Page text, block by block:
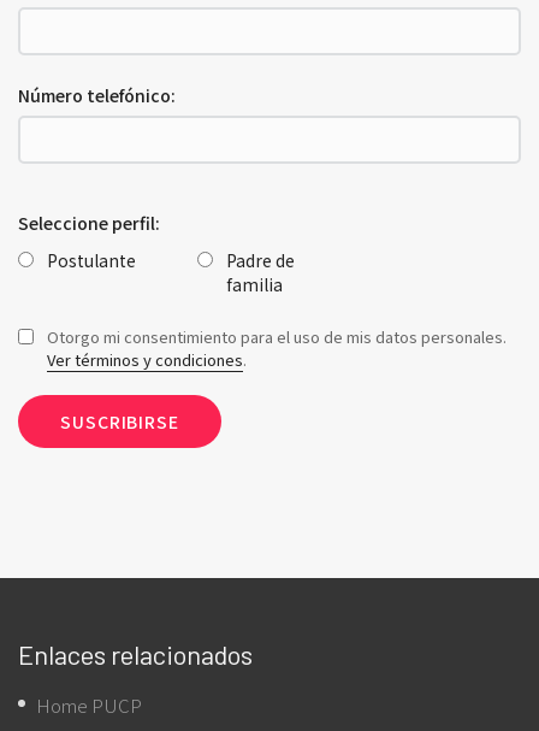
Número telefónico:
Seleccione perfil:
Postulante
Padre de
familia
Otorgo mi consentimiento para el uso de mis datos personales.
Ver términos y condiciones.
Enlaces relacionados
Home PUCP